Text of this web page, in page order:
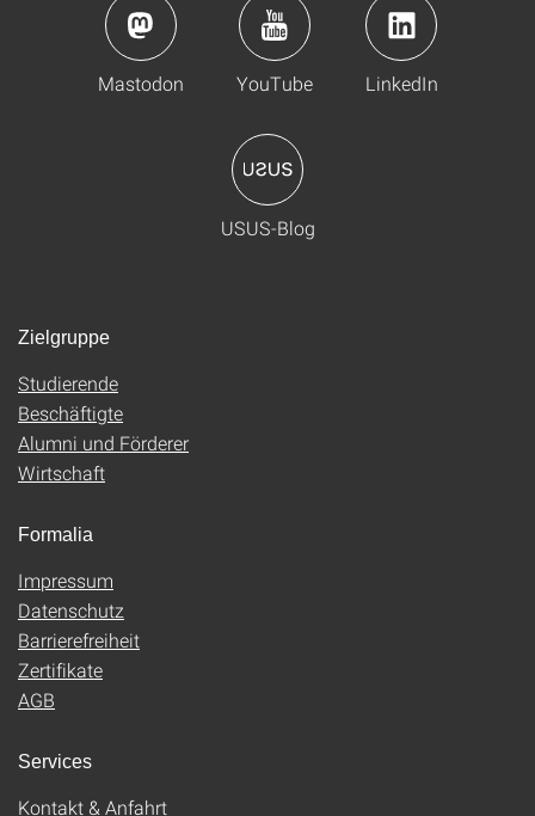
Mastodon YouTube LinkedIn
USUS-Blog
Zielgruppe
Studierende
Beschäftigte
Alumni und Förderer
Wirtschaft
Formalia
Impressum
Datenschutz
Barrierefreiheit
Zertifikate
AGB
Services
Kontakt & Anfahrt